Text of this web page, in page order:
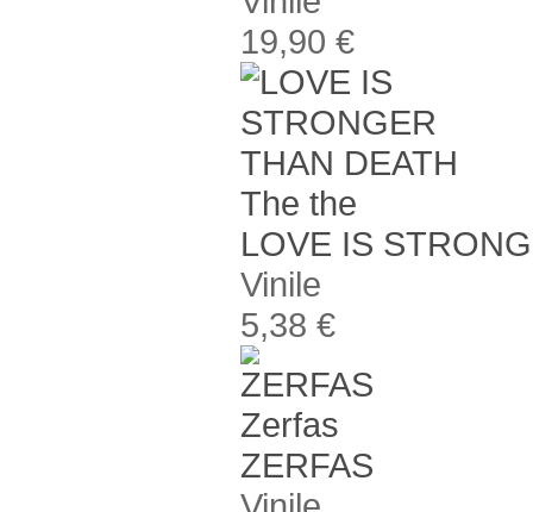
19,90 €
The the
LOVE IS
Vinile
5,38 €
Zerfas
ZERFAS